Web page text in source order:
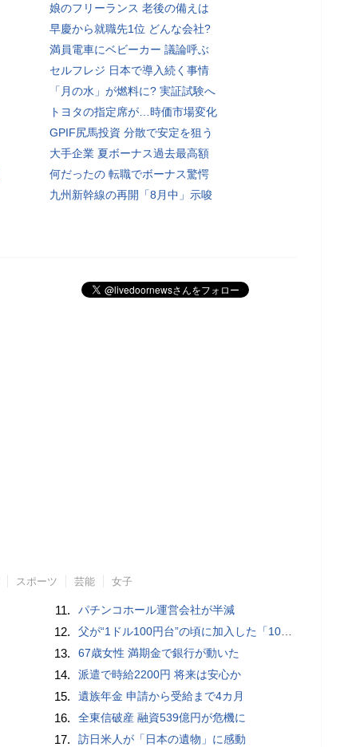
娘のフリーランス 老後の備えは
早慶から就職先1位 どんな会社?
満員電車にベビーカー 議論呼ぶ
セルフレジ 日本で導入続く事情
「月の水」が燃料に? 実証試験へ
トヨタの指定席が…時価市場変化
GPIF尻馬投資 分散で安定を狙う
大手企業 夏ボーナス過去最高額
何だったの 転職でボーナス驚愕
九州新幹線の再開「8月中」示唆
スポーツ 芸能 女子
11. パチンコホール運営会社が半減
12. 父が“1ドル100円台”の頃に加入した「1000万円の外貨建て保険」が、円安で「評価額1610万円」に…“相続税額”はいくら増えますか？ 死後も税金が動くケースとは
13. 67歳女性 満期金で銀行が動いた
14. 派遣で時給2200円 将来は安心か
15. 遺族年金 申請から受給まで4カ月
16. 全東信破産 融資539億円が危機に
17. 訪日米人が「日本の遺物」に感動